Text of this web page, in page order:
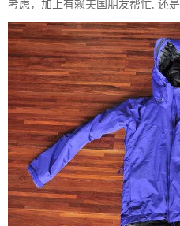
考虑，加上有赖美国朋友帮忙, 还是